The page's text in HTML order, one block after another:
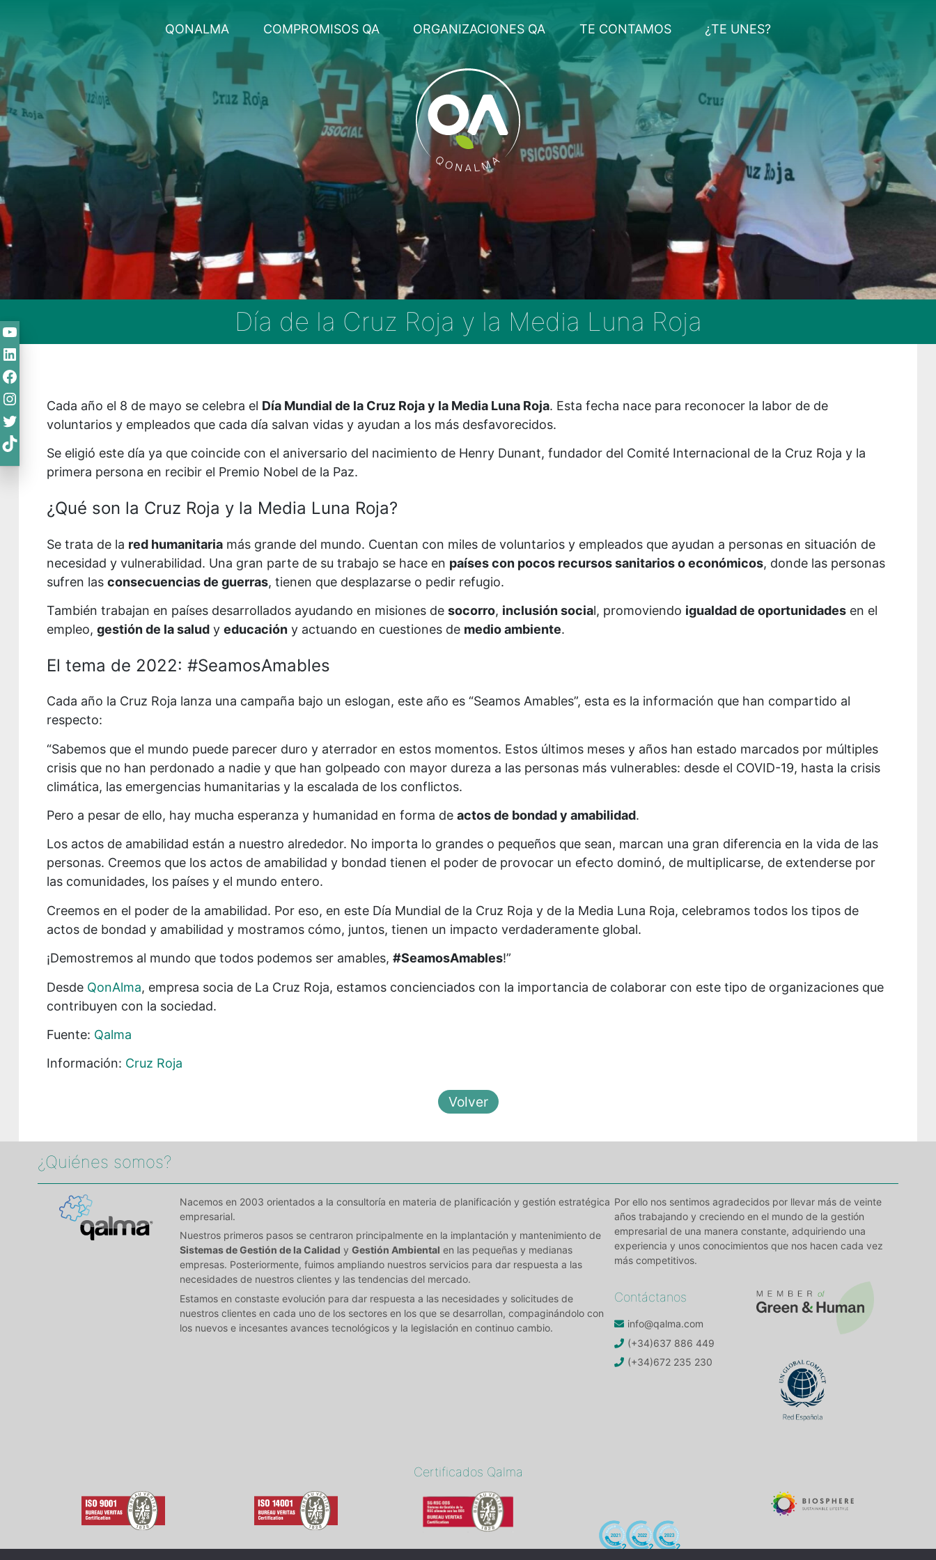
content
QONALMA COMPROMISOS QA ORGANIZACIONES QA TE CONTAMOS ¿TE UNES?
Día de la Cruz Roja y la Media Luna Roja
Cada año el 8 de mayo se celebra el Día Mundial de la Cruz Roja y la Media Luna Roja. Esta fecha nace para reconocer la labor de de
voluntarios y empleados que cada día salvan vidas y ayudan a los más desfavorecidos.
Se eligió este día ya que coincide con el aniversario del nacimiento de Henry Dunant, fundador del Comité Internacional de la Cruz Roja y la
primera persona en recibir el Premio Nobel de la Paz.
¿Qué son la Cruz Roja y la Media Luna Roja?
Se trata de la red humanitaria más grande del mundo. Cuentan con miles de voluntarios y empleados que ayudan a personas en situación de
necesidad y vulnerabilidad. Una gran parte de su trabajo se hace en países con pocos recursos sanitarios o económicos, donde las personas
sufren lasconsecuencias de guerras, tienen que desplazarse o pedir refugio.
También trabajan en países desarrollados ayudando en misiones desocorro, inclusión social, promoviendo igualdad de oportunidades en el
empleo,gestión de la salud yeducación y actuando en cuestiones de medio ambiente.
El tema de 2022: #SeamosAmables
Cada año la Cruz Roja lanza una campaña bajo un eslogan, este año es “Seamos Amables”, esta es la información que han compartido al
respecto:
“Sabemos que el mundo puede parecer duro y aterrador en estos momentos. Estos últimos meses y años han estado marcados por múltiples
crisis que no han perdonado a nadie y que han golpeado con mayor dureza a las personas más vulnerables: desde el COVID-19, hasta la crisis
climática, las emergencias humanitarias y la escalada de los conflictos.
Pero a pesar de ello, hay mucha esperanza y humanidad en forma deactos de bondad y amabilidad.
Los actos de amabilidad están a nuestro alrededor. No importa lo grandes o pequeños que sean, marcan una gran diferencia en la vida de las
personas. Creemos que los actos de amabilidad y bondad tienen el poder de provocar un efecto dominó, de multiplicarse, de extenderse por
las comunidades, los países y el mundo entero.
Creemos en el poder de la amabilidad. Por eso, en este Día Mundial de la Cruz Roja y de la Media Luna Roja, celebramos todos los tipos de
actos de bondad y amabilidad y mostramos cómo, juntos, tienen un impacto verdaderamente global.
¡Demostremos al mundo que todos podemos ser amables,#SeamosAmables!”
Desde QonAlma, empresa socia de La Cruz Roja, estamos concienciados con la importancia de colaborar con este tipo de organizaciones que
contribuyen con la sociedad.
Fuente: Qalma
Información: Cruz Roja
¿Quiénes somos?​
Nacemos en 2003 orientados a la consultoría en materia de planificación y gestión estratégica
empresarial.
Nuestros primeros pasos se centraron principalmente en la implantación y mantenimiento de
Sistemas de Gestión de la Calidad y Gestión Ambiental en las pequeñas y medianas
empresas. Posteriormente, fuimos ampliando nuestros servicios para dar respuesta a las
necesidades de nuestros clientes y las tendencias del mercado.
Estamos en constaste evolución para dar respuesta a las necesidades y solicitudes de
nuestros clientes en cada uno de los sectores en los que se desarrollan, compaginándolo con
los nuevos e incesantes avances tecnológicos y la legislación en continuo cambio.
Por ello nos sentimos agradecidos por llevar más de veinte
años trabajando y creciendo en el mundo de la gestión
empresarial de una manera constante, adquiriendo una
experiencia y unos conocimientos que nos hacen cada vez
más competitivos.
Contáctanos
info@qalma.com
(+34)637 886 449
(+34)672 235 230
Certificados Qalma
YouTube
LinkedIn
Facebook
Instagram
Twitter
TikTok